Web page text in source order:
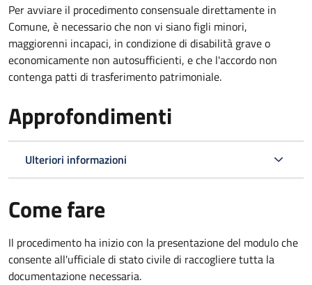
Per avviare il procedimento consensuale direttamente in
Comune, è necessario che non vi siano figli minori,
maggiorenni incapaci, in condizione di disabilità grave o
economicamente non autosufficienti, e che l'accordo non
contenga patti di trasferimento patrimoniale.
Approfondimenti
Ulteriori informazioni
Come fare
Il procedimento ha inizio con la presentazione del modulo che
consente all'ufficiale di stato civile di raccogliere tutta la
documentazione necessaria.